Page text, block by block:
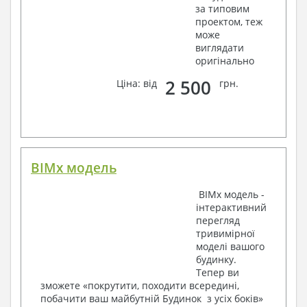
Відомості витрати сталі і бетону
3. Інженерний розділ (купується додатково
Умовні позначення із загальними даними
Система опалення
Умовні позначення та загальні дані
План мереж освітлення, план силових мереж
Схема системи рівняння потенціалів
Схема повторного контуру заземлення
Специфікація матеріалів
за типовим
проектом, теж
може
виглядати
оригінально
Ціна: від
2 500 грн.
BIMx модель
BIMx модель -
інтерактивний
перегляд
тривимірної
моделі вашого
будинку.
Тепер ви
зможете «покрутити, походити всередині,
побачити ваш майбутній Будинок з усіх боків»